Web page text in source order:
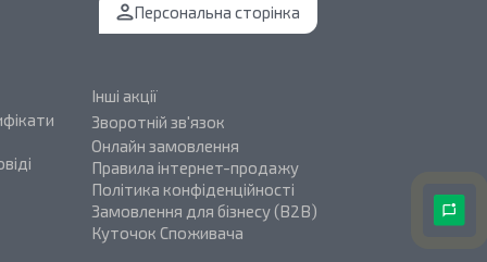
Персональна сторінка
Інші акції
Зворотній зв'язок
Онлайн замовлення
Правила інтернет-продажу
Політика конфіденційності
Замовлення для бізнесу (B2B)
Куточок Споживача